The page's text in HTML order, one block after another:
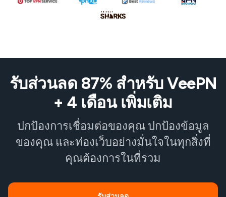
รับส่วนลด 87% สำหรับ VeePN
+ 4 เดือน เพิ่มเติม
ปกป้องการเชื่อมต่อของคุณ ปกป้องข้อมูล
ของคุณ และท่องเว็บอย่างมั่นใจในทุกสิ่งที่
คุณต้องการในที่รวม